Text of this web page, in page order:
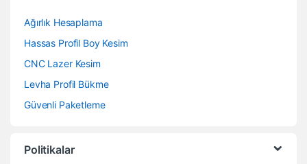
Ağırlık Hesaplama
Hassas Profil Boy Kesim
CNC Lazer Kesim
Levha Profil Bükme
Güvenli Paketleme
Politikalar